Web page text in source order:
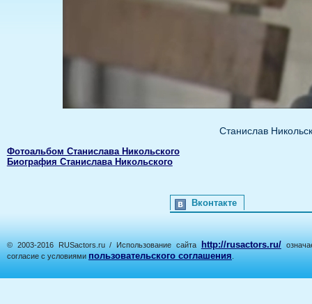
Станислав
Фотоальбом Станислава Никольского
Биография Станислава Никольского
Вконтакте
© 2003-2016 RUSactors.ru / Использование сайта http://rusactors.ru/
согласие с условиями пользовательского соглашения